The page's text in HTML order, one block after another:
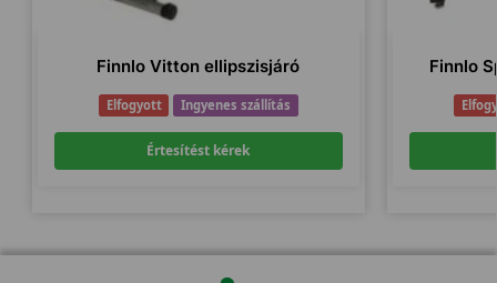
Finnlo Vitton ellipszisjáró
Elfogyott Ingyenes szállítás
Értesítést kérek
Finnlo